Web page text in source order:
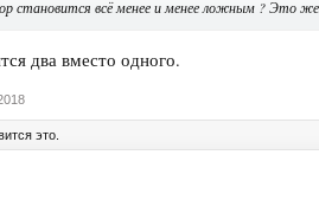
становится всё менее и менее ложным ? Это
два вместо одного.
это.